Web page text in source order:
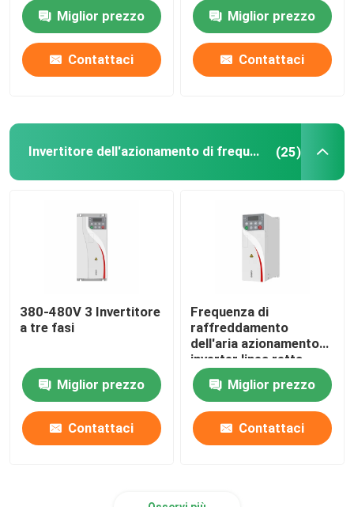
Azionamento a frequenza variabile per gru
Miglior prezzo
Contattaci
Miglior prezzo
Contattaci
Invertitore dell'azionamento di frequenza (25)
380-480V 3 Invertitore
a tre fasi
Miglior prezzo
Contattaci
Frequenza di
raffreddamento
dell'aria azionamento
inverter linea retta
curva V/F
Miglior prezzo
Contattaci